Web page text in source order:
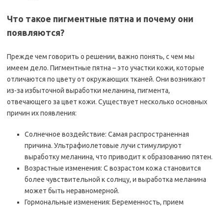
Что такое пигментные пятна и почему они
появляются?
Прежде чем говорить о решении, важно понять, с чем мы
имеем дело. Пигментные пятна – это участки кожи, которые
отличаются по цвету от окружающих тканей. Они возникают
из-за избыточной выработки меланина, пигмента,
отвечающего за цвет кожи. Существует несколько основных
причин их появления:
Солнечное воздействие: Самая распространенная
причина. Ультрафиолетовые лучи стимулируют
выработку меланина, что приводит к образованию пятен.
Возрастные изменения: С возрастом кожа становится
более чувствительной к солнцу, и выработка меланина
может быть неравномерной.
Гормональные изменения: Беременность, прием